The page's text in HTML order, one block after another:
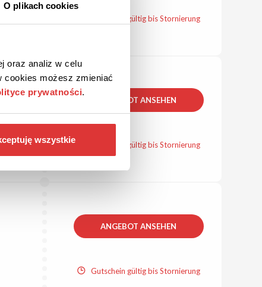
O plikach cookies
oraz analiz w celu
cookies możesz zmieniać
prywatności.
wszystkie
Gutschein gültig bis Stornierung
ANGEBOT ANSEHEN
Gutschein gültig bis Stornierung
ANGEBOT ANSEHEN
Gutschein gültig bis Stornierung